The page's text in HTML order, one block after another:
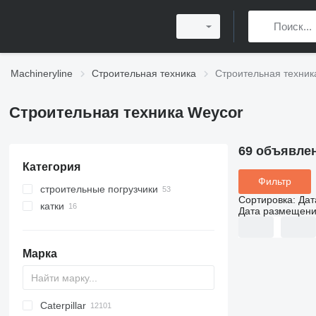
Machineryline Строительная техника Строительная
Строительная техника Weycor
Категория
строительные погрузчики
фронтальные погрузчики
телескопические фронтальные
погрузчики
катки
дорожные катки
Марка
Titan
AL
SP
AX
X-Series
AFW
HD
FlexiROC
1304
400 - series
BC
BG
BB
TW
553
GSH
Leonardo
AHK
K-series
CK
3.5
B-series
450
Caterpillar
69
Фильтр
Сортировка:
Дата